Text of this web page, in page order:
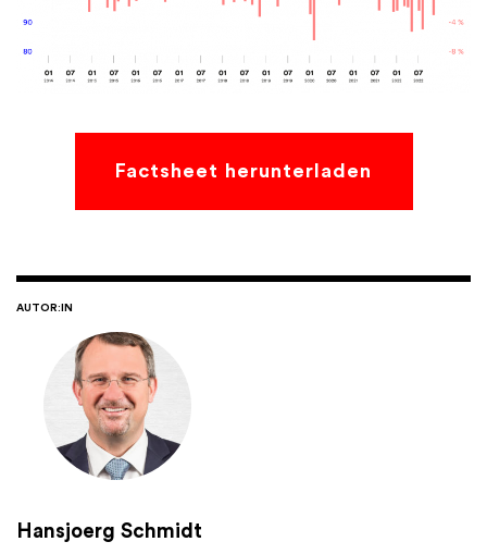
Factsheet herunterladen
AUTOR:IN
Hansjoerg Schmidt